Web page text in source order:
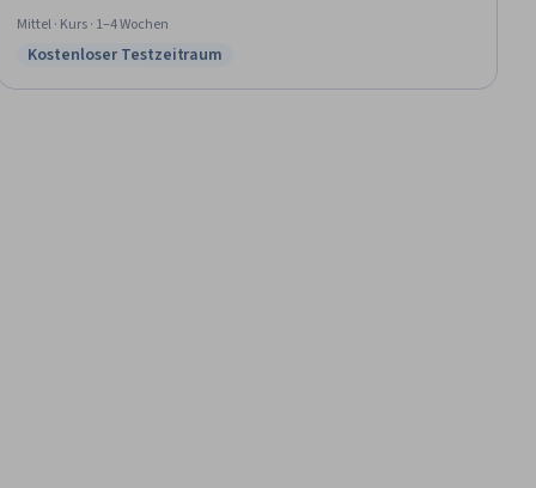
Mittel · Kurs · 1–4 Wochen
Status: Kostenloser Testzeitraum
Kostenloser Testzeitraum